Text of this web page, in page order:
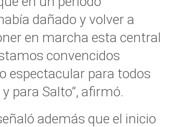
dañado y volver a
en marcha esta central
convencidos
espectacular para todos
para Salto”, afirmó.
además que el inicio